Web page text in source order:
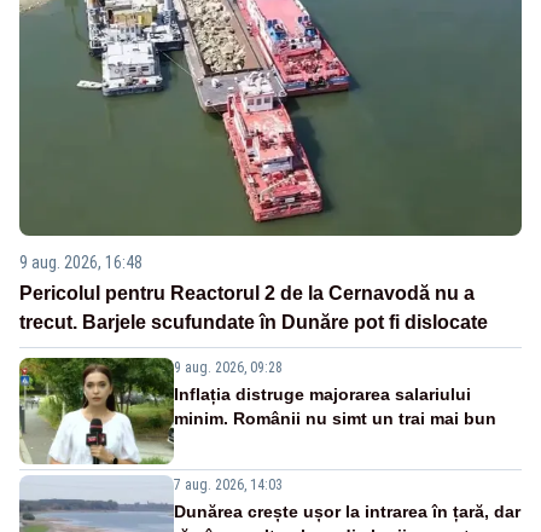
9 aug. 2026, 16:48
Pericolul pentru Reactorul 2 de la Cernavodă nu a
trecut. Barjele scufundate în Dunăre pot fi dislocate
9 aug. 2026, 09:28
Inflația distruge majorarea salariului
minim. Românii nu simt un trai mai bun
7 aug. 2026, 14:03
Dunărea crește ușor la intrarea în țară, dar